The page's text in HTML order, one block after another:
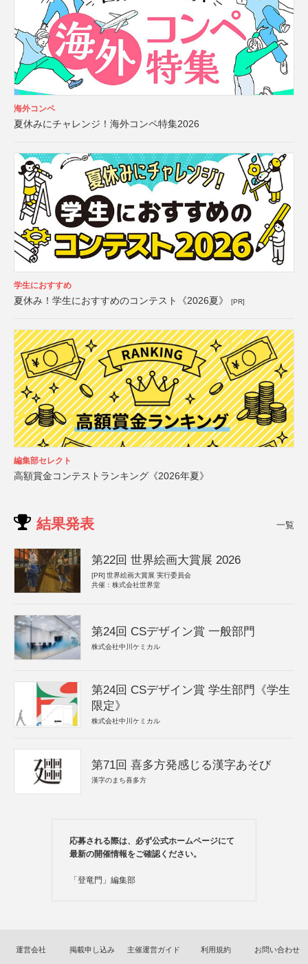
海外コンペ
夏休みにチャレンジ！海外コンペ特集2026
学生におすすめ
夏休み！学生におすすめのコンテスト《2026夏》 [PR]
編集部セレクト
高額賞金コンテストランキング《2026年夏》
結果発表 一覧
第22回 世界絵画大賞展 2026
[PR] 世界絵画大賞展 実行委員会
共催：株式会社世界堂
第24回 CSデザイン賞 一般部門
株式会社中川ケミカル
第24回 CSデザイン賞 学生部門《学生
限定》
株式会社中川ケミカル
第71回 喜多方発感じる漢字あそび
漢字のまち喜多方
応募される際は、必ず公式ホームページにて
最新の開催情報をご確認ください。
「登竜門」編集部
運営会社 掲載申し込み 主催運営ガイド 利用規約 お問い合わせ